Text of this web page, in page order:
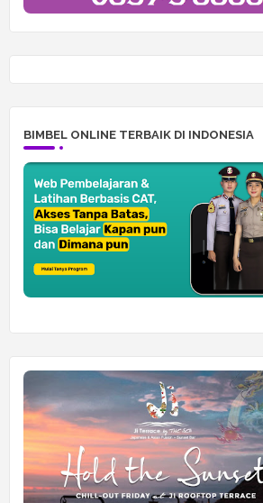
BIMBEL ONLINE TERBAIK DI INDONESIA